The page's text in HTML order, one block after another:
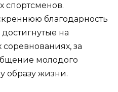
спортсменов.
благодарность
на
за
молодого
образу жизни.